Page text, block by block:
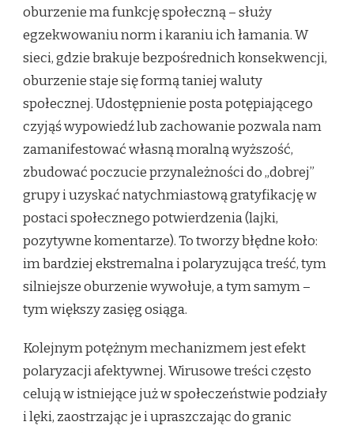
oburzenie ma funkcję społeczną – służy
egzekwowaniu norm i karaniu ich łamania. W
sieci, gdzie brakuje bezpośrednich konsekwencji,
oburzenie staje się formą taniej waluty
społecznej. Udostępnienie posta potępiającego
czyjąś wypowiedź lub zachowanie pozwala nam
zamanifestować własną moralną wyższość,
zbudować poczucie przynależności do „dobrej”
grupy i uzyskać natychmiastową gratyfikację w
postaci społecznego potwierdzenia (lajki,
pozytywne komentarze). To tworzy błędne koło:
im bardziej ekstremalna i polaryzująca treść, tym
silniejsze oburzenie wywołuje, a tym samym –
tym większy zasięg osiąga.
Kolejnym potężnym mechanizmem jest efekt
polaryzacji afektywnej. Wirusowe treści często
celują w istniejące już w społeczeństwie podziały
i lęki, zaostrzając je i upraszczając do granic